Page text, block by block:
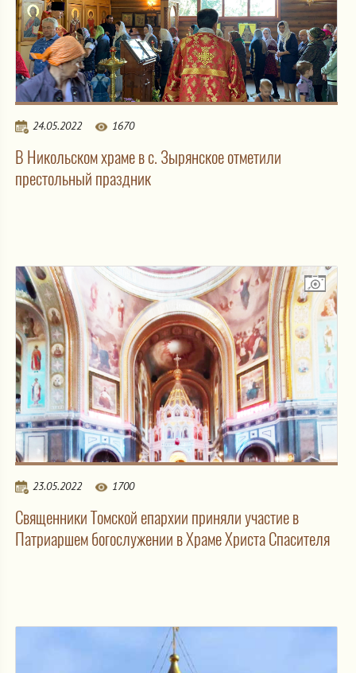
24.05.2022 1670
В Никольском храме в с. Зырянское отметили
престольный праздник
23.05.2022 1700
Священники Томской епархии приняли участие в
Патриаршем богослужении в Храме Христа Спасителя